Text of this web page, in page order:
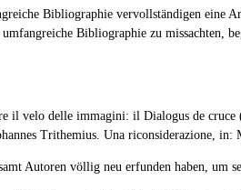
Bibliographie vervollständigen eine
Bibliographie zu missachten,
il velo delle immagini: il Dialogus de cruce
Trithemius. Una riconsiderazione,
Autoren völlig neu erfunden haben, um